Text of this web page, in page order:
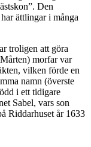
Den
ättlingar i många
troligen att göra
morfar var
vilken förde en
namn (överste
i ett tidigare
Sabel, vars son
Riddarhuset år 1633